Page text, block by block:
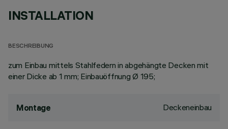
INSTALLATION
BESCHREIBUNG
zum Einbau mittels Stahlfedern in abgehängte Decken mit
einer Dicke ab 1 mm; Einbauöffnung Ø 195;
Montage Deckeneinbau